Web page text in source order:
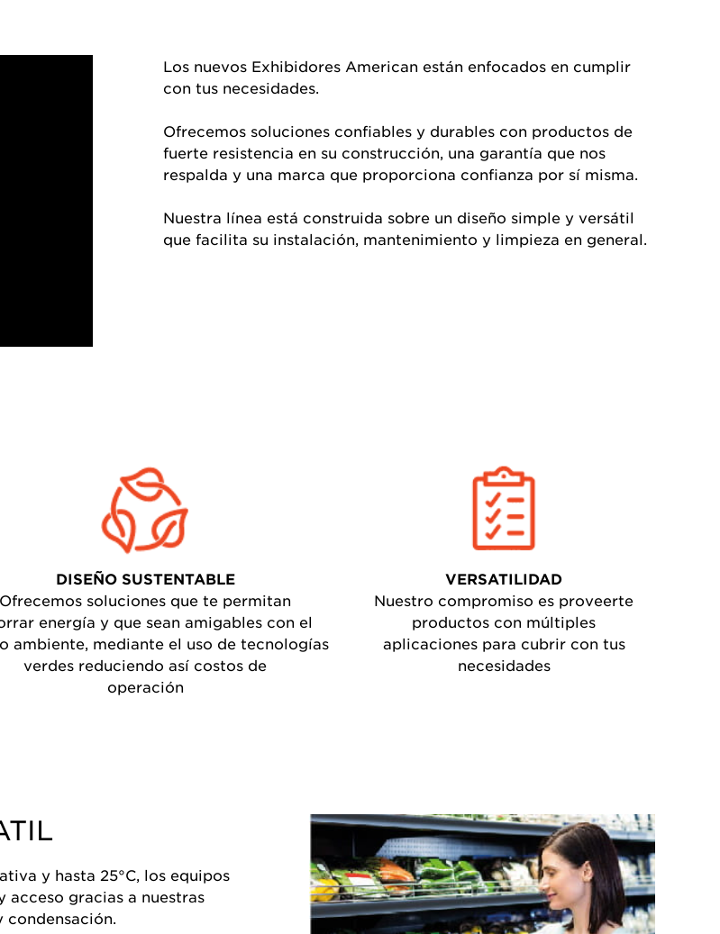
Los nuevos Exhibidores American están enfocados en cumplir
con tus necesidades.
Ofrecemos soluciones confiables y durables con productos de
fuerte resistencia en su construcción, una garantía que nos
respalda y una marca que proporciona confianza por sí misma.
Nuestra línea está construida sobre un diseño simple y versátil
que facilita su instalación, mantenimiento y limpieza en general.
DISEÑO SUSTENTABLE
Ofrecemos soluciones que te permitan
energía y que sean amigables con el
ambiente, mediante el uso de tecnologías
verdes reduciendo así costos de
operación
VERSATILIDAD
Nuestro compromiso es proveerte
productos con múltiples
aplicaciones para cubrir con tus
necesidades
y hasta 25°C, los equipos
gracias a nuestras
condensación.